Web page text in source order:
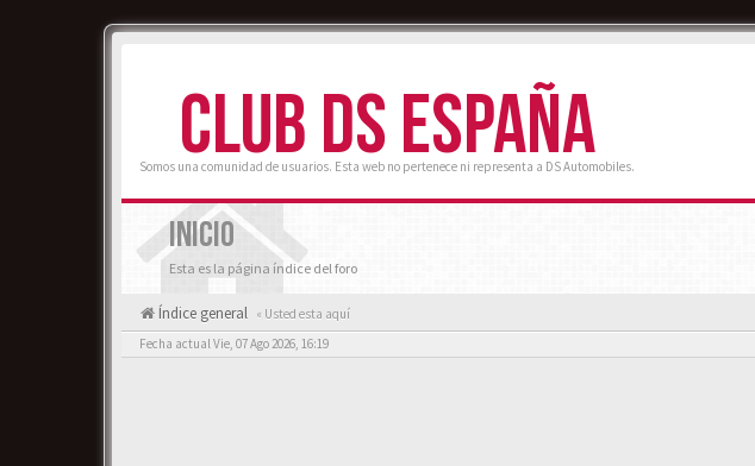
CLUB DS ESPAÑA
Somos una comunidad de usuarios. Esta web no pertenece ni representa a DS Automobiles.
INICIO
Esta es la página índice del foro
Índice general « Usted esta aquí
Fecha actual Vie, 07 Ago 2026, 16:19